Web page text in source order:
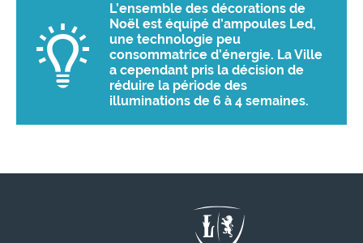
L’ensemble des décorations de
Noël est équipé d’ampoules Led,
une technologie peu
consommatrice d’énergie. La Ville
a cependant pris la décision de
réduire la période des
illuminations de 6 à 4 semaines.